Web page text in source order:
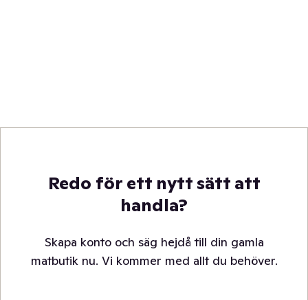
Redo för ett nytt sätt att
handla?
Skapa konto och säg hejdå till din gamla
matbutik nu. Vi kommer med allt du behöver.